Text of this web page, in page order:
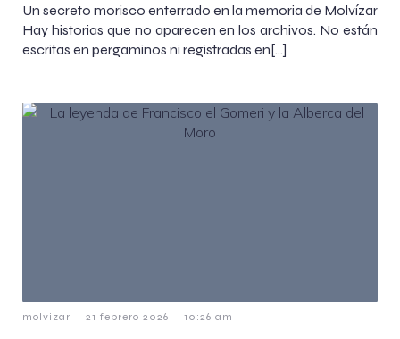
Un secreto morisco enterrado en la memoria de Molvízar
Hay historias que no aparecen en los archivos. No están
escritas en pergaminos ni registradas en[…]
molvizar - 21 febrero 2026 - 10:26 am